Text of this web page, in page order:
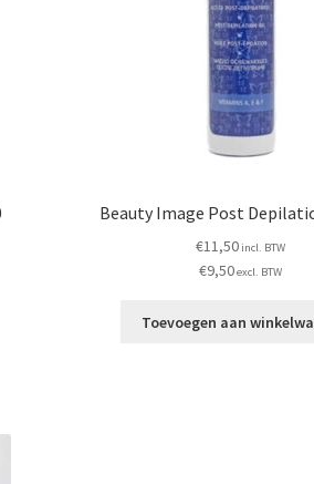
Beauty Image Post
€11,50 incl. BTW
€9,50excl. BTW
Toevoegen aan